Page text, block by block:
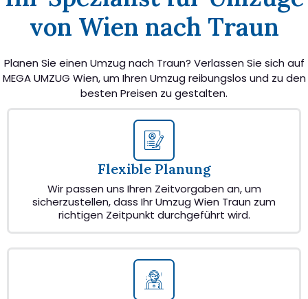
von Wien nach Traun
Planen Sie einen Umzug nach Traun? Verlassen Sie sich auf
MEGA UMZUG Wien, um Ihren Umzug reibungslos und zu den
besten Preisen zu gestalten.
Flexible Planung
Wir passen uns Ihren Zeitvorgaben an, um
sicherzustellen, dass Ihr Umzug Wien Traun zum
richtigen Zeitpunkt durchgeführt wird.